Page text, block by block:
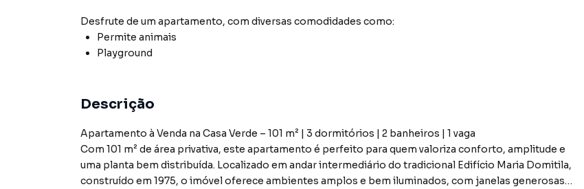
Desfrute de um apartamento, com diversas comodidades como:
Permite animais
Playground
Descrição
Apartamento à Venda na Casa Verde – 101 m² | 3 dormitórios | 2 banheiros | 1 vaga
Com 101 m² de área privativa, este apartamento é perfeito para quem valoriza conforto, amplitude e
uma planta bem distribuída. Localizado em andar intermediário do tradicional Edifício Maria Domitila,
construído em 1975, o imóvel oferece ambientes amplos e bem iluminados, com janelas generosas